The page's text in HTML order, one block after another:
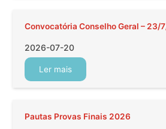
Convocatória Conselho Geral – 23/
2026-07-20
Ler mais
Pautas Provas Finais 2026